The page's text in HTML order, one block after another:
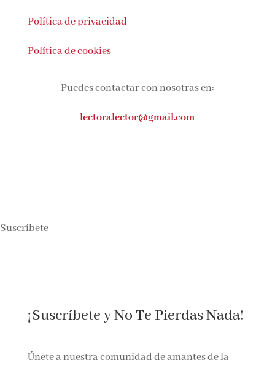
Política de privacidad
Política de cookies
Puedes contactar con nosotras en:
lectoralector@gmail.com
Suscríbete
¡Suscríbete y No Te Pierdas Nada!
Únete a nuestra comunidad de amantes de la